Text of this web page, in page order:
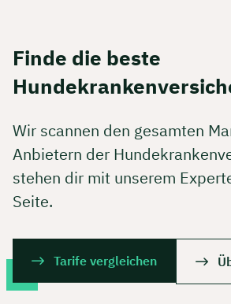
Finde die beste
Wir scannen den gesamten
Anbietern der
stehen dir mit unserem
Seite.
Tarife vergleichen